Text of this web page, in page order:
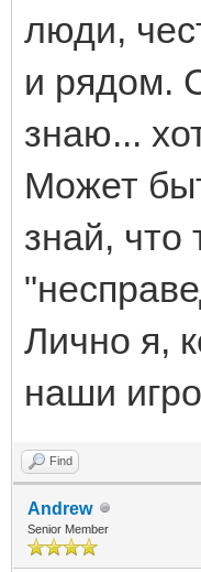
люди,
и рядом.
знаю...
Может
знай, что
Лично я,
наши
Find
Andrew
Senior Member